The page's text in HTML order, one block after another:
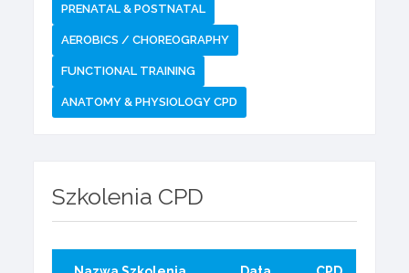
PRENATAL & POSTNATAL
AEROBICS / CHOREOGRAPHY
FUNCTIONAL TRAINING
ANATOMY & PHYSIOLOGY CPD
Szkolenia CPD